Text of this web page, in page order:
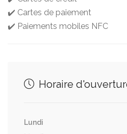
✔️ Cartes de paiement
✔️ Paiements mobiles NFC
Horaire
Lundi